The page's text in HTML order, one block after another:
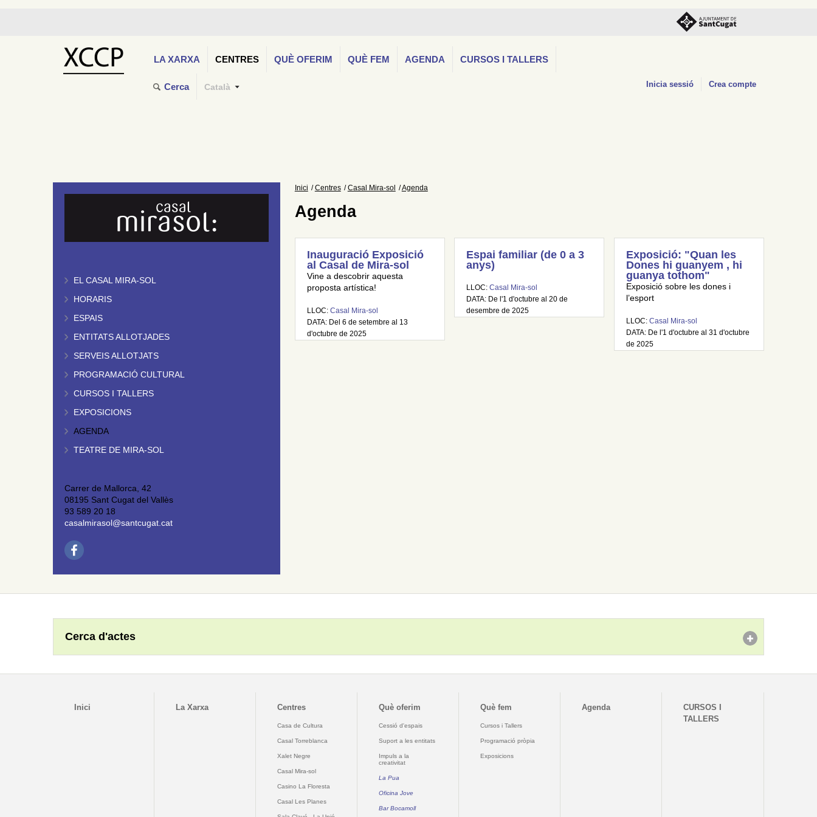
LA XARXA CENTRES QUÈ OFERIM QUÈ FEM AGENDA CURSOS I TALLERS
Cerca Català Inicia sessió Crea compte
EL CASAL MIRA-SOL
HORARIS
ESPAIS
ENTITATS ALLOTJADES
SERVEIS ALLOTJATS
PROGRAMACIÓ CULTURAL
CURSOS I TALLERS
EXPOSICIONS
AGENDA
TEATRE DE MIRA-SOL
Carrer de Mallorca, 42
08195 Sant Cugat del Vallès
93 589 20 18
casalmirasol@santcugat.cat
Inici Centres Casal Mira-sol Agenda
Agenda
Inauguració Exposició
al Casal de Mira-sol
Vine a descobrir aquesta
proposta artística!
LLOC: Casal Mira-sol
DATA: Del 6 de setembre al 13
d'octubre de 2025
Espai familiar (de 0 a 3
anys)
LLOC:Casal Mira-sol
DATA: De l'1 d'octubre al 20 de
desembre de 2025
Exposició: "Quan les
Dones hi guanyem , hi
guanya tothom"
Exposició sobre les dones i
l’esport
LLOC: Casal Mira-sol
DATA: De l'1 d'octubre al 31 d'octubre
de 2025
Cerca d'actes
Inici La Xarxa Centres
Casa de Cultura
Casal Torreblanca
Xalet Negre
Casal Mira-sol
Casino La Floresta
Casal Les Planes
Què oferim
Cessió d'espais
Suport a les entitats
Impuls a la
creativitat
La Pua
Oficina Jove
Bar Bocamoll
Què fem
Cursos i Tallers
Programació pròpia
Exposicions
Agenda
CURSOS I
TALLERS